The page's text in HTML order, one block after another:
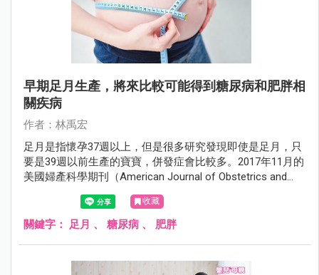
早期足月生產，將來比較可能得到糖尿病和肥胖相
關疾病
作者：林禹宏
足月是指懷孕37週以上，但是很多研究發現即使是足月，只
要是39週以前生產的寶寶，併發症會比較多。2017年11月的
美國婦產科學期刊（American Journal of Obstetrics and
Gynecology）有一項研究發現39週以前出生的寶寶，將來罹
患新陳代謝疾病的機會比較高。
收藏
關鍵字： 足月 、 糖尿病 、 肥胖